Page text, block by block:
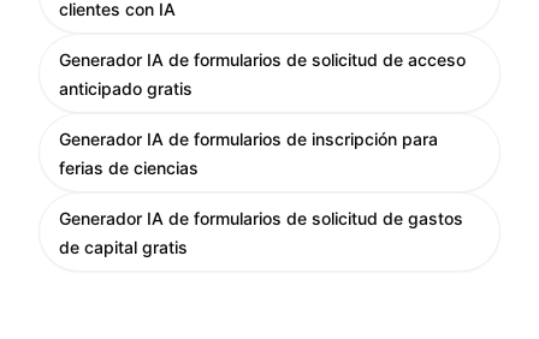
clientes con IA
Generador IA de formularios de solicitud de acceso
anticipado gratis
Generador IA de formularios de inscripción para
ferias de ciencias
Generador IA de formularios de solicitud de gastos
de capital gratis